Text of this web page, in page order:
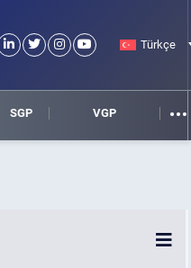
Türkçe
SGP VGP